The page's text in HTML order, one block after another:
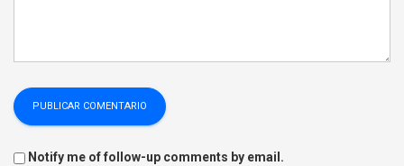
Notify me of follow-up comments by email.